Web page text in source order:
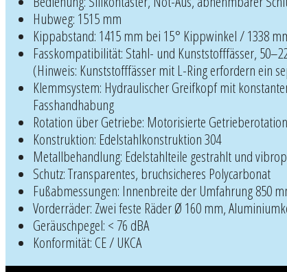
Hubweg: 1515 mm
Kippabstand: 1415 mm bei 15° Kippwinkel / 1338
Fasskompatibilität: Stahl- und Kunststofffässer,
(Hinweis: Kunststofffässer mit L-Ring erfordern ein
Klemmsystem: Hydraulischer Greifkopf mit
Fasshandhabung
Rotation über Getriebe: Motorisierte
Konstruktion: Edelstahlkonstruktion 304
Metallbehandlung: Edelstahlteile gestrahlt und
Schutz: Transparentes, bruchsicheres Polycarbonat
Fußabmessungen: Innenbreite der Umfahrung 850
Vorderräder: Zwei feste Räder Ø 160 mm,
Geräuschpegel: < 76 dBA
Konformität: CE / UKCA